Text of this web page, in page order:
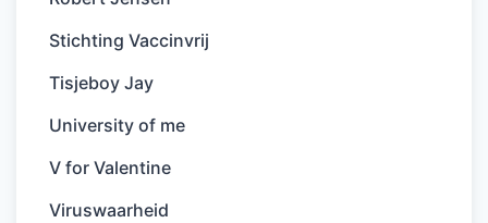
Stichting Vaccinvrij
Tisjeboy Jay
University of me
V for Valentine
Viruswaarheid